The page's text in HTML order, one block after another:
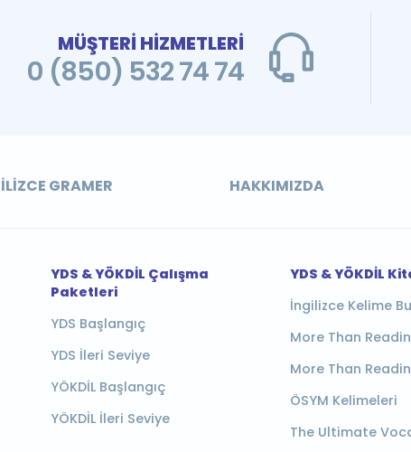
MÜŞTERİ HİZMETLERİ
0 (850) 532 74 74
GRAMER HAKKIMIZDA
YDS & YÖKDİL Çalışma
Paketleri
YDS Başlangıç
YDS İleri Seviye
YÖKDİL Başlangıç
YÖKDİL İleri Seviye
YDS & YÖKDİL
İngilizce Kelime
More Than
More Than
ÖSYM Kelimeleri
The Ultimate